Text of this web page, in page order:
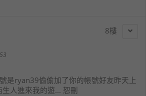
8
是ryan39偷偷加了你的帳號好友昨天上
人進來我的遊... 恕刪